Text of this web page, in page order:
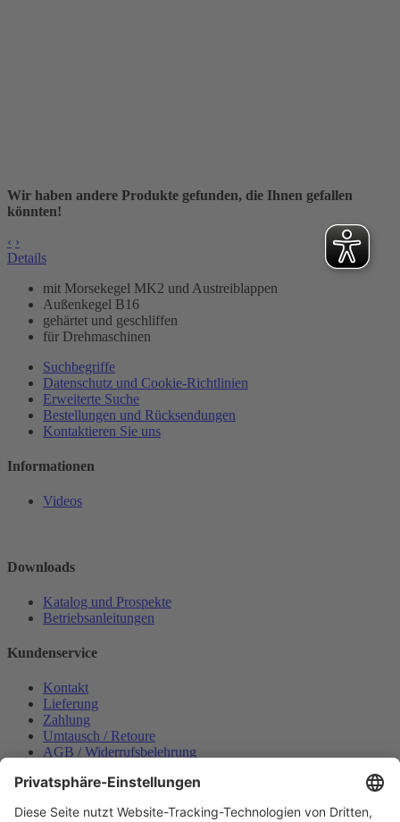
Wir haben andere Produkte gefunden, die Ihnen gefallen
könnten!
‹ ›
Details
mit Morsekegel MK2 und Austreiblappen
Außenkegel B16
gehärtet und geschliffen
für Drehmaschinen
Suchbegriffe
Datenschutz und Cookie-Richtlinien
Erweiterte Suche
Bestellungen und Rücksendungen
Kontaktieren Sie uns
Informationen
Videos
Downloads
Katalog und Prospekte
Betriebsanleitungen
Kundenservice
Kontakt
Lieferung
Zahlung
Umtausch / Retoure
AGB / Widerrufsbelehrung
Datenschutzerklärung
Bestellung widerrufen